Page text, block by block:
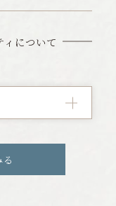
ィについて